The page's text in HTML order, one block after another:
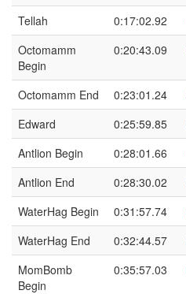
Tellah 0:17:02.92
Octomamm
Begin
0:20:43.09
Octomamm End 0:23:01.24
Edward
0:25:59.85
Antlion Begin
0:28:01.66
Antlion End
0:28:30.02
WaterHag Begin
0:31:57.74
WaterHag End
0:32:44.57
MomBomb
Begin
0:35:57.03